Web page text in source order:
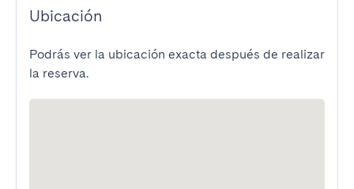
Ubicación
Podrás ver la ubicación exacta después de realizar
la reserva.